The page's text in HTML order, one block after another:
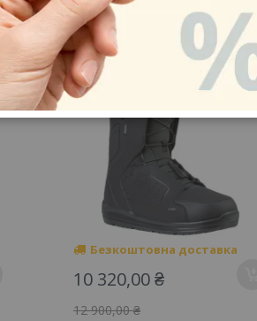
Northwave AW 25-26 Черевики
cноубордичні FREEDOM SPIN
Безкоштовна доставка
10 320,00 ₴
12 900,00 ₴